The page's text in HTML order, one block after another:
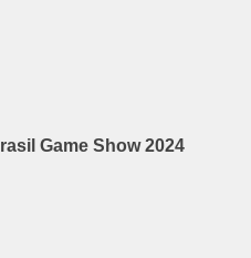
Game Show 2024